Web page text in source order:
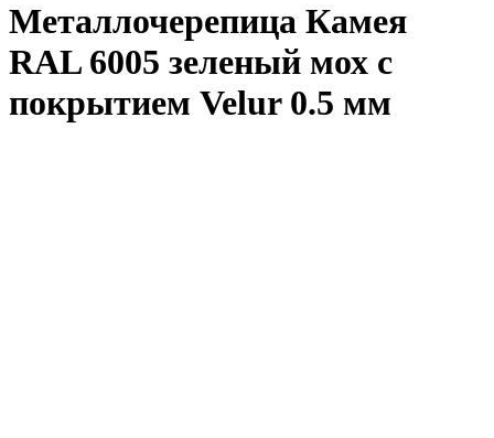
Металлочерепица Камея
RAL 6005 зеленый мох с
покрытием Velur 0.5 мм